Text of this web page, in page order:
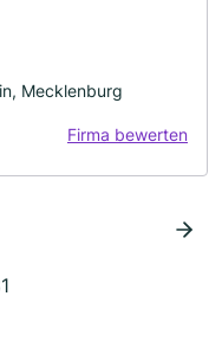
Mecklenburg
Firma bewerten